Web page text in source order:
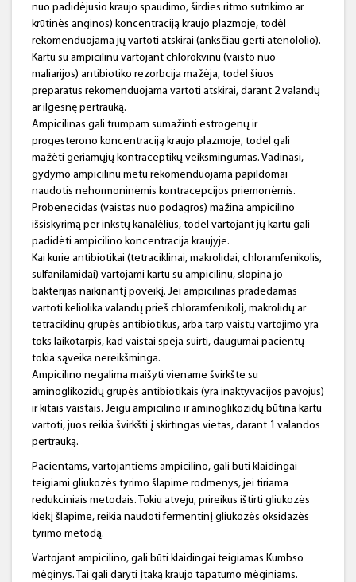
nuo padidėjusio kraujo spaudimo, širdies ritmo sutrikimo ar
krūtinės anginos) koncentraciją kraujo plazmoje, todėl
rekomenduojama jų vartoti atskirai (anksčiau gerti atenololio).
Kartu su ampicilinu vartojant chlorokvinu (vaisto nuo
maliarijos) antibiotiko rezorbcija mažėja, todėl šiuos
preparatus rekomenduojama vartoti atskirai, darant 2 valandų
ar ilgesnę pertrauką.
Ampicilinas gali trumpam sumažinti estrogenų ir
progesterono koncentraciją kraujo plazmoje, todėl gali
mažėti geriamųjų kontraceptikų veiksmingumas. Vadinasi,
gydymo ampicilinu metu rekomenduojama papildomai
naudotis nehormoninėmis kontracepcijos priemonėmis.
Probenecidas (vaistas nuo podagros) mažina ampicilino
išsiskyrimą per inkstų kanalėlius, todėl vartojant jų kartu gali
padidėti ampicilino koncentracija kraujyje.
Kai kurie antibiotikai (tetraciklinai, makrolidai, chloramfenikolis,
sulfanilamidai) vartojami kartu su ampicilinu, slopina jo
bakterijas naikinantį poveikį. Jei ampicilinas pradedamas
vartoti keliolika valandų prieš chloramfenikolį, makrolidų ar
tetraciklinų grupės antibiotikus, arba tarp vaistų vartojimo yra
toks laikotarpis, kad vaistai spėja suirti, daugumai pacientų
tokia sąveika nereikšminga.
Ampicilino negalima maišyti viename švirkšte su
aminoglikozidų grupės antibiotikais (yra inaktyvacijos pavojus)
ir kitais vaistais. Jeigu ampicilino ir aminoglikozidų būtina kartu
vartoti, juos reikia švirkšti į skirtingas vietas, darant 1 valandos
pertrauką.
Pacientams, vartojantiems ampicilino, gali būti klaidingai
teigiami gliukozės tyrimo šlapime rodmenys, jei tiriama
redukciniais metodais. Tokiu atveju, prireikus ištirti gliukozės
kiekį šlapime, reikia naudoti fermentinį gliukozės oksidazės
tyrimo metodą.
Vartojant ampicilino, gali būti klaidingai teigiamas Kumbso
mėginys. Tai gali daryti įtaką kraujo tapatumo mėginiams.